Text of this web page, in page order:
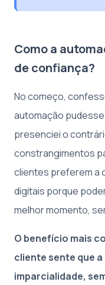
Como a
de confiança?
No começo,
automação
presenciei o
constrangimentos
clientes preferem a
digitais porque
melhor momento,
O benefício mais
cliente sente que
imparcialidade,